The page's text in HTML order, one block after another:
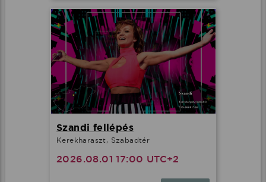
Szandi fellépés
Kerekharaszt, Szabadtér
2026.08.01 17:00 UTC+2